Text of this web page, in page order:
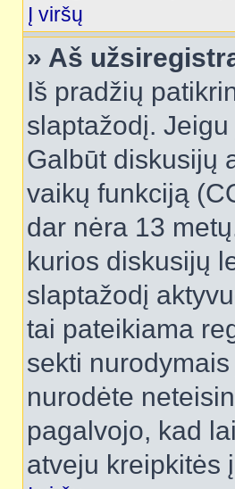
Į viršų
» Aš
Iš pradžių
slaptažodį.
Galbūt diskusijų
vaikų funkciją
dar nėra 13
kurios diskusijų
slaptažodį
tai pateikiama
sekti
nurodėte
pagalvojo, kad
atveju kreipkitės